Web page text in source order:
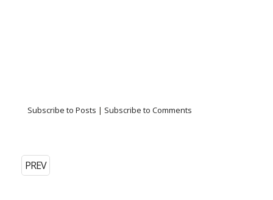
Subscribe to Posts | Subscribe to Comments
PREV